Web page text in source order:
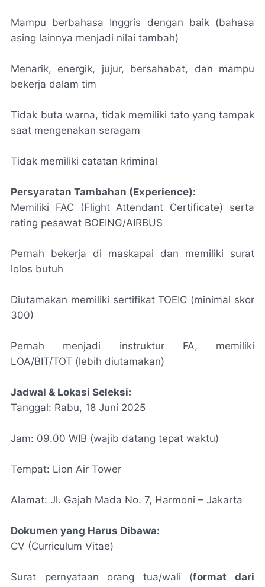
Mampu berbahasa Inggris dengan baik (bahasa
asing lainnya menjadi nilai tambah)
Menarik, energik, jujur, bersahabat, dan mampu
bekerja dalam tim
Tidak buta warna, tidak memiliki tato yang tampak
saat mengenakan seragam
Tidak memiliki catatan kriminal
Persyaratan Tambahan (Experience):
Memiliki FAC (Flight Attendant Certificate) serta
rating pesawat BOEING/AIRBUS
Pernah bekerja di maskapai dan memiliki surat
lolos butuh
Diutamakan memiliki sertifikat TOEIC (minimal skor
300)
Pernah menjadi instruktur FA, memiliki
LOA/BIT/TOT (lebih diutamakan)
Jadwal & Lokasi Seleksi:
Tanggal: Rabu, 18 Juni 2025
Jam: 09.00 WIB (wajib datang tepat waktu)
Tempat: Lion Air Tower
Alamat: Jl. Gajah Mada No. 7, Harmoni – Jakarta
Dokumen yang Harus Dibawa:
CV (Curriculum Vitae)
Surat pernyataan orang tua/wali (format dari